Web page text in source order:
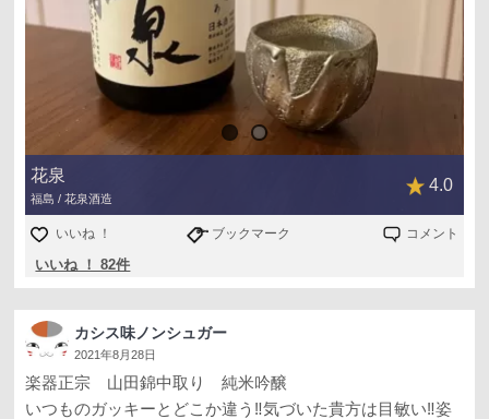
花泉
福島 / 花泉酒造
4.0
いいね ！ ブックマーク コメント
いいね ！ 82件
カシス味ノンシュガー
2021年8月28日
楽器正宗 山田錦中取り 純米吟醸
いつものガッキーとどこか違う‼️気づいた貴方は目敏い‼️姿